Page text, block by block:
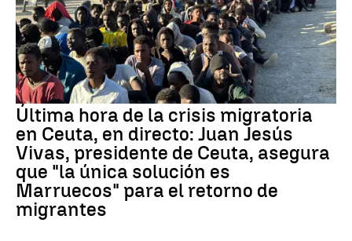
Última hora de la crisis migratoria
en Ceuta, en directo: Juan Jesús
Vivas, presidente de Ceuta, asegura
que "la única solución es
Marruecos" para el retorno de
migrantes